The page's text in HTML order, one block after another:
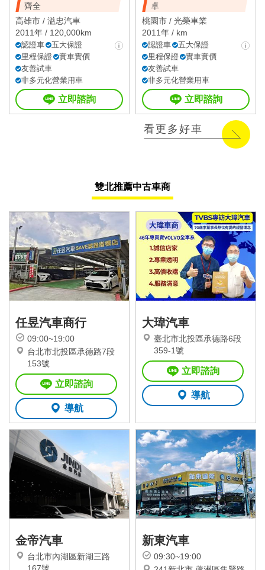
齊全
高雄市 / 溢忠汽車
2011年 / 120,000km
認證車
五大保證
里程保證
實車實價
友善試車
非多元化營業用車
立即諮詢
卓
桃園市 / 光榮車業
2011年 / km
認證車
五大保證
里程保證
實車實價
友善試車
非多元化營業用車
立即諮詢
看更多好車
雙北推薦中古車商
任昱汽車商行
09:00~19:00
台北市北投區承德路7段
153號
立即諮詢
導航
大瑋汽車
臺北市北投區承德路6段
359-1號
立即諮詢
導航
金帝汽車
台北市內湖區新湖三路
新東汽車
09:30~19:00